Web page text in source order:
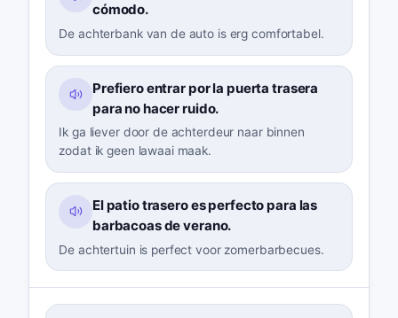
cómodo.
De achterbank van de auto is erg comfortabel.
Prefiero entrar por la puerta trasera
para no hacer ruido.
Ik ga liever door de achterdeur naar binnen
zodat ik geen lawaai maak.
El patio trasero es perfecto para las
barbacoas de verano.
De achtertuin is perfect voor zomerbarbecues.